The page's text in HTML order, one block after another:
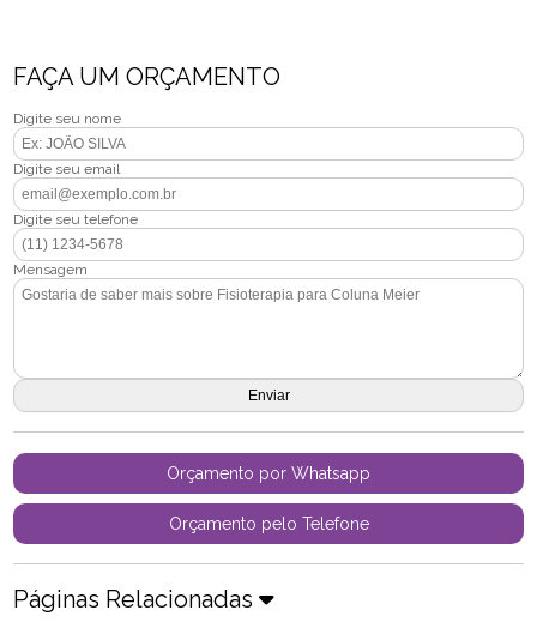
FAÇA UM ORÇAMENTO
Digite seu nome
Digite seu email
Digite seu telefone
Mensagem
Orçamento por Whatsapp
Orçamento pelo Telefone
Páginas Relacionadas